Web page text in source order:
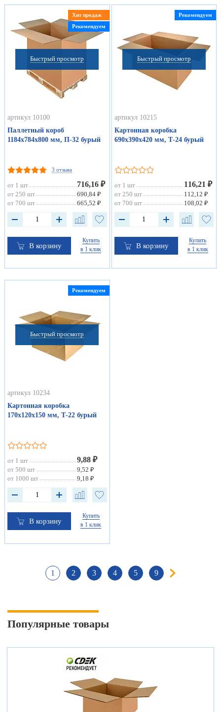
Быстрый просмотр
Хит продаж
Рекомендуем
артикул 10100
Паллетный короб
1184х784х800 мм, П-32 бурый
3 отзыва
от 1 шт 716,16 ₽
от 250 шт
690,84 ₽
от 700 шт
665,52 ₽
В корзину
Купить
в 1 клик
Быстрый просмотр
Рекомендуем
артикул 10215
Картонная коробка
690х390х420 мм, Т-24 бурый
от 1 шт 116,21 ₽
от 250 шт
112,12 ₽
от 700 шт
108,02 ₽
В корзину
Купить
в 1 клик
Быстрый просмотр
Рекомендуем
артикул 10234
Картонная коробка
170х120х150 мм, Т-22 бурый
от 1 шт 9,88 ₽
от 500 шт
9,52 ₽
от 1000 шт
9,18 ₽
В корзину
Купить
в 1 клик
1 2 3 4 5 9
Популярные товары